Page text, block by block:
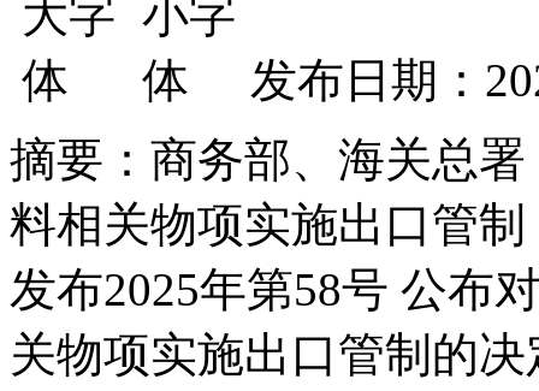
发布日期：
摘要：商务部、海关总
料相关物项实施出口管
发布2025年第58号 公布
关物项实施出口管制的